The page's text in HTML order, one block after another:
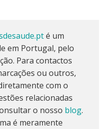
é um
em Portugal, pelo
Para contactos
ou outros,
com o
relacionadas
o nosso blog.
é meramente